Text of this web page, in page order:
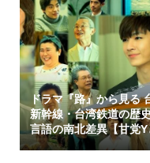
ドラマ『路』から見る
新幹線・台湾鉄道の歴
言語の南北差異【甘党Y
辛党R】